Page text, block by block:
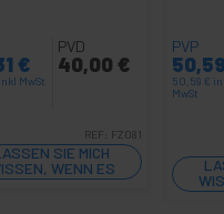
€
inkl MwSt
PVD
40,00 €
REF: FZ081
SIE MICH
WENN ES
LAGER GIBT
PVP
50,59 €
MwSt